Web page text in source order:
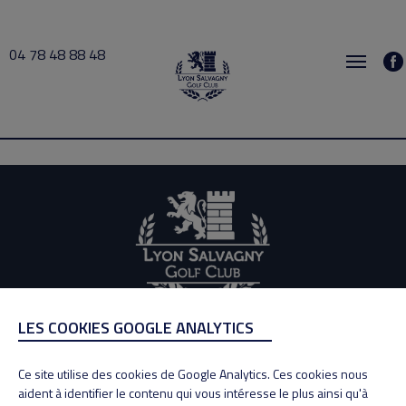
04 78 48 88 48
Edg 2024-12-04 14:00 → 2024-12-04 17:00
ADRESSE
69890 La Tour de Salvagny
Tél : 04 78 48 88 48
LES COOKIES GOOGLE ANALYTICS
Ce site utilise des cookies de Google Analytics. Ces cookies nous
aident à identifier le contenu qui vous intéresse le plus ainsi qu'à